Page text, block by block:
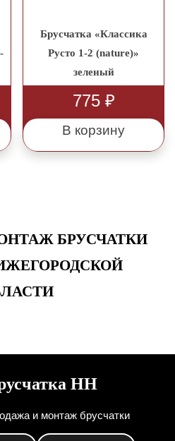
Брусчатка «Классика
Русто 1-2 (nature)»
зеленый
775 ₽
В корзину
БРУСЧАТКИ
НН
и монтаж брусчатки